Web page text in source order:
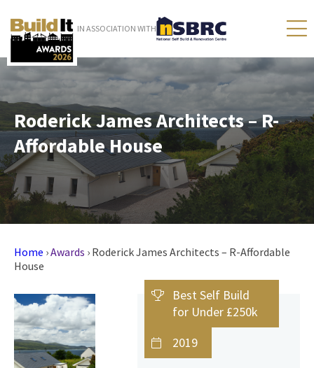
IN ASSOCIATION WITH
Roderick James Architects – R-
Affordable House
Home ›Awards › Roderick James Architects – R-Affordable
House
Best Self Build
for Under £250k
2019